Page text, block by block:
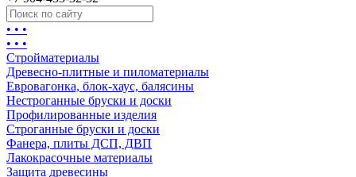
• • •
• • •
Стройматериалы
Древесно-плитные и пиломатериалы
Евровагонка, блок-хаус, балясины
Нестроганные бруски и доски
Профилированные изделия
Строганные бруски и доски
Фанера, плиты ДСП, ДВП
Лакокрасочные материалы
Защита древесины